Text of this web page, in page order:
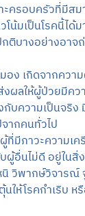
ะครอบครัวที่มีส
โน้มเป็นโรคนี้ได้
ติบางอย่างอาจ
ง เกิดจากควา
งผลให้ผู้ป่วยมีค
กับความเป็นจริ
ากคนทั่วไป
ที่มีภาวะความเ
ผู้อื่นไม่ดี อยู่ในสิ่
วิพากษ์วิจารณ์
นให้โรคกำเริบ